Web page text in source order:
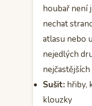
houbař není
nechat
atlasu nebo
nejedlých
Sušit: hřiby,
klouzky